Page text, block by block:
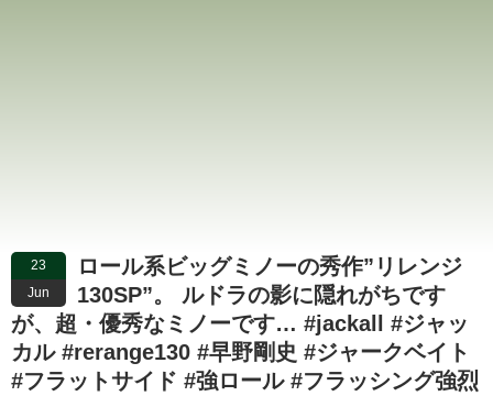
23
Jun
ロール系ビッグミノーの秀作”リレンジ
130SP”。 ルドラの影に隠れがちです
が、超・優秀なミノーです… #jackall #ジャッ
カル #rerange130 #早野剛史 #ジャークベイト
#フラットサイド #強ロール #フラッシング強烈